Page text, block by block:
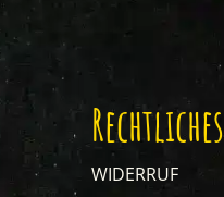
Rechtliches
WIDERRUF